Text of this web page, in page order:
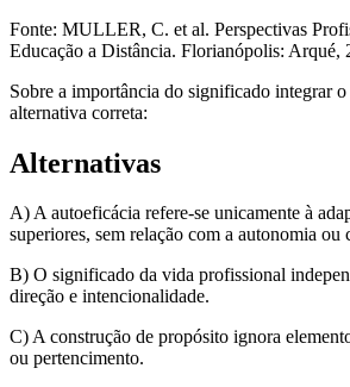
Fonte: MULLER, C. et al. Perspectivas
Educação a Distância. Florianópolis: Arqué,
Sobre a importância do significado integrar o
alternativa correta:
Alternativas
A) A autoeficácia refere-se unicamente à
superiores, sem relação com a autonomia ou
B) O significado da vida profissional
direção e intencionalidade.
C) A construção de propósito ignora
ou pertencimento.